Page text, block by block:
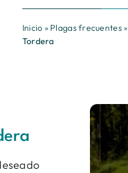
Inicio » Plagas frecuentes»
Tordera